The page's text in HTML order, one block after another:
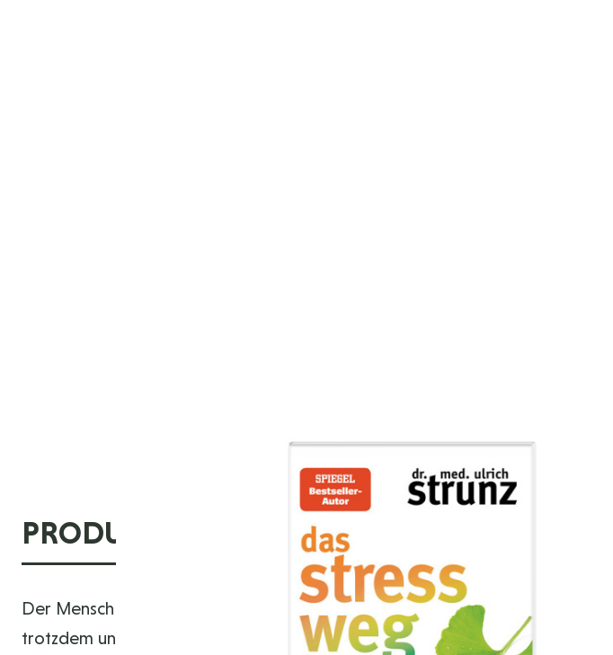
PRODUKTINFORMATIONEN
Der Mensch ist unter Stress zu erstaunlichen Hochleistungen fähig, und
trotzdem unter der ständigen Anspannung, verlieren zu schnell unsere